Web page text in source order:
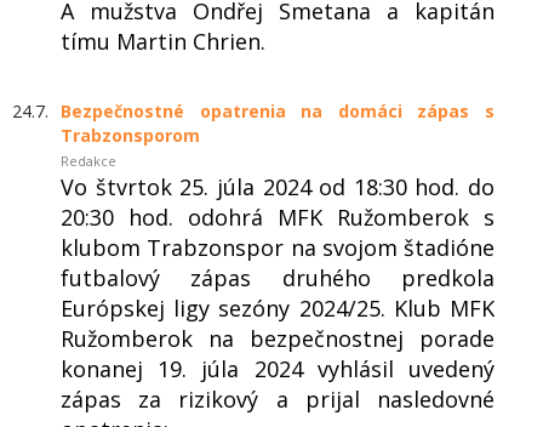
A mužstva Ondřej Smetana a kapitán
tímu Martin Chrien.
24.7.
Bezpečnostné opatrenia na domáci zápas s
Trabzonsporom
Redakce
Vo štvrtok 25. júla 2024 od 18:30 hod. do
20:30 hod. odohrá MFK Ružomberok s
klubom Trabzonspor na svojom štadióne
futbalový zápas druhého predkola
Európskej ligy sezóny 2024/25. Klub MFK
Ružomberok na bezpečnostnej porade
konanej 19. júla 2024 vyhlásil uvedený
zápas za rizikový a prijal nasledovné